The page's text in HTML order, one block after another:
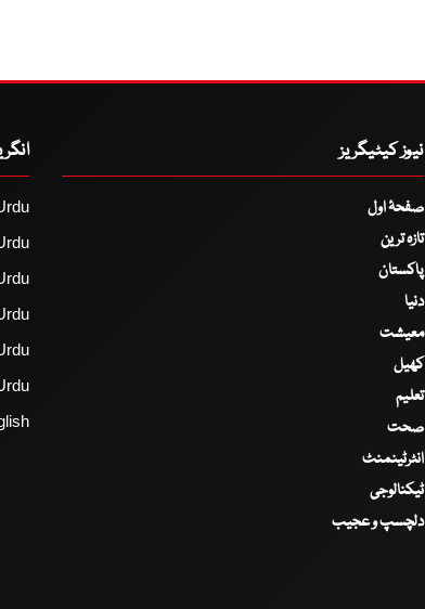
نیوز کیٹیگریز
صفحۂ اول
تازہ ترین
پاکستان
دنیا
معیشت
کھیل
تعلیم
صحت
انٹرٹینمنٹ
ٹیکنالوجی
دلچسپ و عجیب